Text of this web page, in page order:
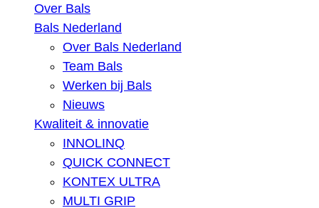
Over Bals
Bals Nederland
Over Bals Nederland
Team Bals
Werken bij Bals
Nieuws
Kwaliteit & innovatie
INNOLINQ
QUICK CONNECT
KONTEX ULTRA
MULTI GRIP